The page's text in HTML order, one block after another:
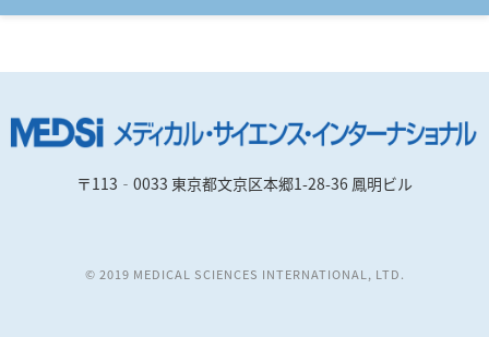
〒113‐0033 東京都文京区本郷1-28-36 鳳明ビル
© 2019 MEDICAL SCIENCES INTERNATIONAL, LTD.